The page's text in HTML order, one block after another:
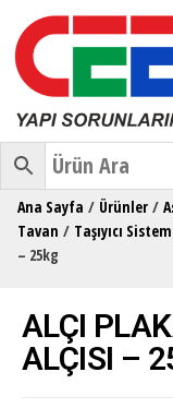
Ana Sayfa / Ürünler /
Tavan / Taşıyıcı
– 25kg
ALÇI
ALÇISI –